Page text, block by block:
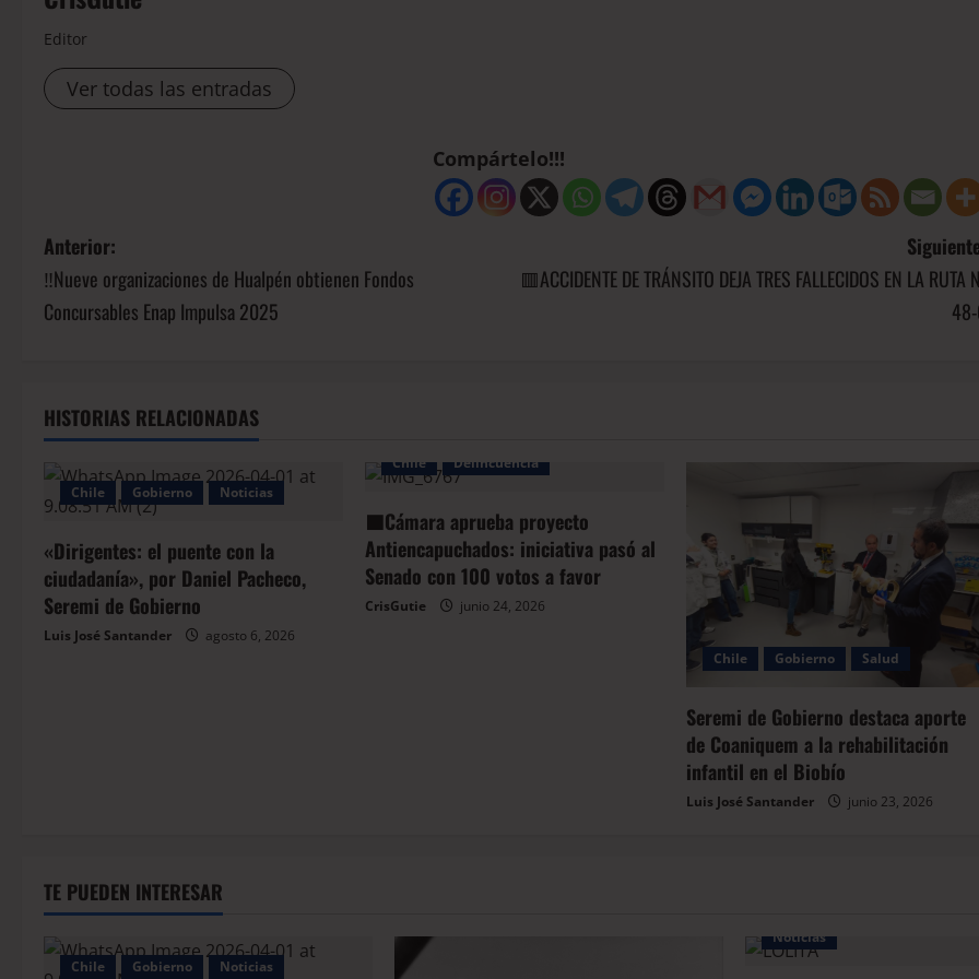
Editor
Ver todas las entradas
Compártelo!!!
Anterior:
‼️Nueve organizaciones de Hualpén obtienen Fondos
Concursables Enap Impulsa 2025
🟥ACCIDENTE DE TRÁNSITO DEJA TRES FALLECIDOS EN LA RUTA
HISTORIAS RELACIONADAS
Chile Gobierno Noticias
«Dirigentes: el puente con la
ciudadanía», por Daniel Pacheco,
Seremi de Gobierno
Luis José Santander agosto 6, 2026
Chile Delincuencia
🟦Cámara aprueba proyecto
Antiencapuchados: iniciativa pasó al
Senado con 100 votos a favor
CrisGutie junio 24, 2026
Chile Gobierno Salud
Seremi de Gobierno destaca aporte
de Coaniquem a la rehabilitación
infantil en el Biobío
Luis José Santander junio 23, 2026
TE PUEDEN INTERESAR
Chile Gobierno Noticias
Noticias